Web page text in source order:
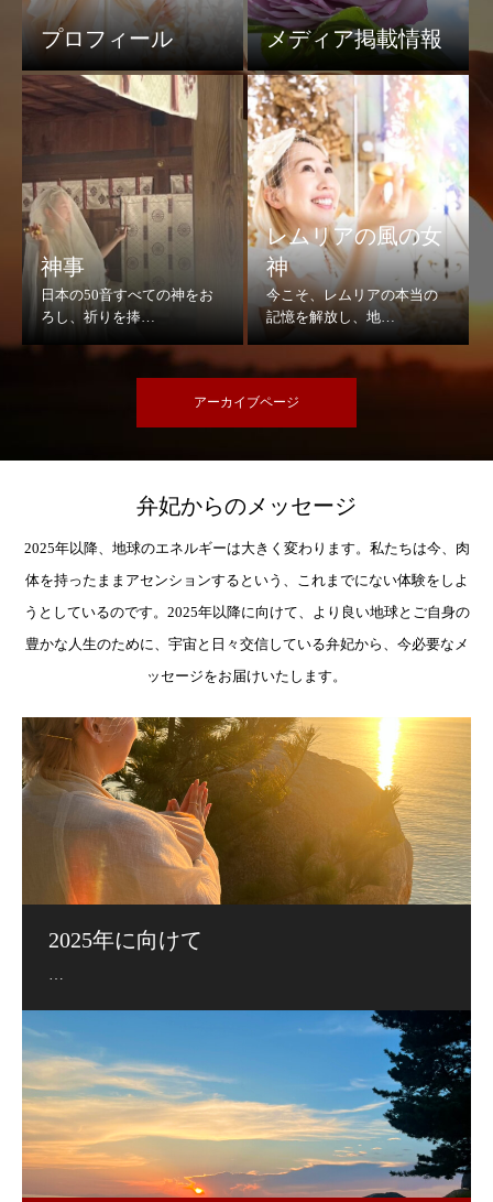
プロフィール メディア掲載情報
神事
レムリアの風の女
神
アーカイブページ
弁妃からのメッセージ
2025年以降、地球のエネルギーは大きく変わります。私たちは今、肉
体を持ったままアセンションするという、これまでにない体験をしよ
うとしているのです。2025年以降に向けて、より良い地球とご自身の
豊かな人生のために、宇宙と日々交信している弁妃から、今必要なメ
ッセージをお届けいたします。
2025年に向けて